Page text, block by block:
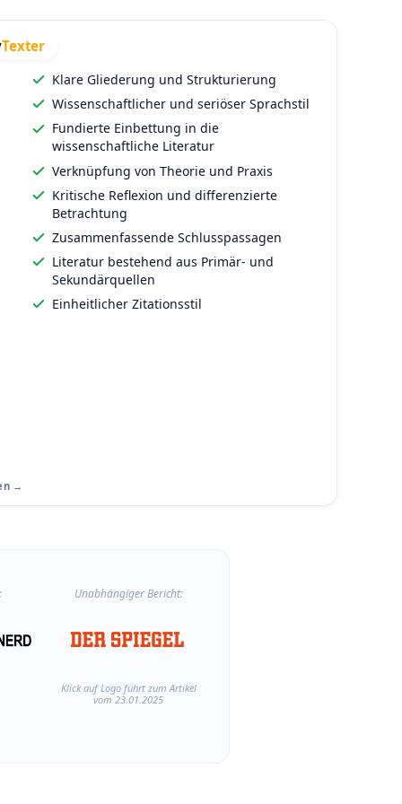
Klare Gliederung und Strukturierung
Wissenschaftlicher und seriöser Sprachstil
Fundierte Einbettung in die
wissenschaftliche Literatur
Verknüpfung von Theorie und Praxis
Kritische Reflexion und differenzierte
Betrachtung
Zusammenfassende Schlusspassagen
Literatur bestehend aus Primär- und
Sekundärquellen
Einheitlicher Zitationsstil
Texter
Texter
→
Arbeit mit StudyTexter zu sehen, nach rechts für die
Unabhängiger Bericht:
Klick auf Logo führt zum Artikel
vom 23.01.2025